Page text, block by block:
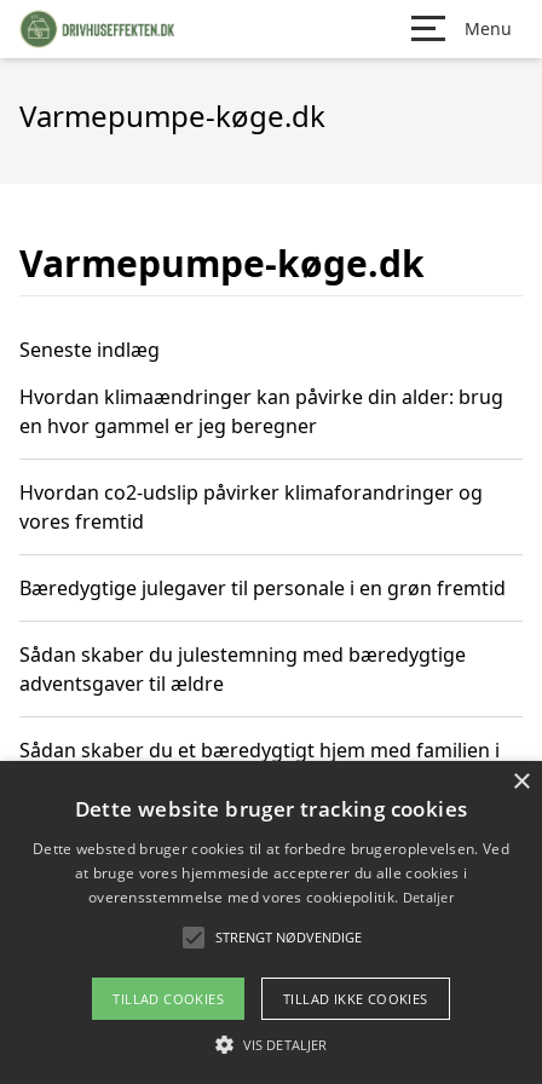
Menu
Varmepumpe-køge.dk
Varmepumpe-køge.dk
Seneste indlæg
Hvordan klimaændringer kan påvirke din alder: brug
en hvor gammel er jeg beregner
Hvordan co2-udslip påvirker klimaforandringer og
vores fremtid
Bæredygtige julegaver til personale i en grøn fremtid
Sådan skaber du julestemning med bæredygtige
adventsgaver til ældre
Sådan skaber du et bæredygtigt hjem med familien i
Copyright 2026 - Pilanto Aps
Om / kontakt
×
Dette website bruger tracking cookies
Dette websted bruger cookies til at forbedre brugeroplevelsen. Ved
at bruge vores hjemmeside accepterer du alle cookies i
overensstemmelse med vores cookiepolitik. Detaljer
STRENGT NØDVENDIGE
TILLAD COOKIES TILLAD IKKE COOKIES
VIS DETALJER